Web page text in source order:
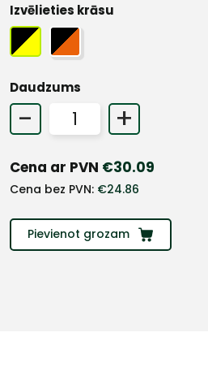
Izvēlieties krāsu
Daudzums
- +
Cena ar PVN €30.09
Cena bez PVN: €24.86
Pievienot grozam